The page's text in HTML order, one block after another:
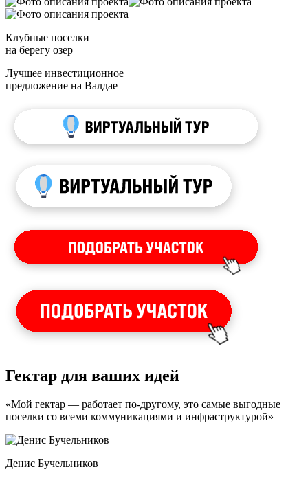
Клубные поселки
на берегу озер
Лучшее инвестиционное
предложение на Валдае
Гектар для ваших идей
«Мой гектар — работает по-другому, это самые выгодные
поселки со всеми коммуникациями и инфраструктурой»
Денис Бучельников